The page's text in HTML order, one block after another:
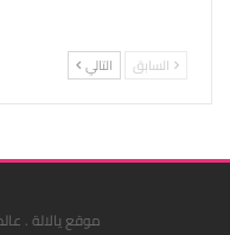
السابق التالي
موقع يالالة .